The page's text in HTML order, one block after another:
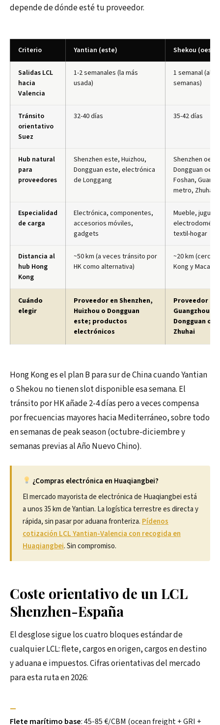
depende de dónde esté tu proveedor.
Criterio Yantian (este) Shekou (oeste)
Salidas LCL
hacia
Valencia
1-2 semanales (la más
usada)
1 semanal
semanas)
Tránsito
orientativo
Suez
32-40 días 35-42 días
Hub natural
para
proveedores
Shenzhen este, Huizhou,
Dongguan este, electrónica
de Longgang
Shenzhen
Dongguan
Foshan,
metro, Zhuhai
Especialidad
de carga
Electrónica, componentes,
accesorios móviles,
gadgets
Mueble,
textil-hogar
Distancia al
hub Hong
Kong
~50 km (a veces tránsito por
HK como alternativa)
~20 km
Kong y Macao)
Cuándo
elegir
Proveedor en Shenzhen,
Huizhou o Dongguan
este; productos
electrónicos
Proveedor en
Guangzhou
Dongguan
Zhuhai
Hong Kong es el plan B para sur de China cuando Yantian
o Shekou no tienen slot disponible esa semana. El
tránsito por HK añade 2-4 días pero a veces compensa
por frecuencias mayores hacia Mediterráneo, sobre todo
en semanas de peak season (octubre-diciembre y
semanas previas al Año Nuevo Chino).
¿Compras electrónica en Huaqiangbei?
El mercado mayorista de electrónica de Huaqiangbei está
a unos 35 km de Yantian. La logística terrestre es directa y
rápida, sin pasar por aduana fronteriza. Pídenos
cotización LCL Yantian-Valencia con recogida en
Huaqiangbei. Sin compromiso.
Coste orientativo de un LCL
Shenzhen-España
El desglose sigue los cuatro bloques estándar de
cualquier LCL: flete, cargos en origen, cargos en destino
y aduana e impuestos. Cifras orientativas del mercado
para esta ruta en 2026:
—
Flete marítimo base: 45-85 €/CBM (ocean freight + GRI +